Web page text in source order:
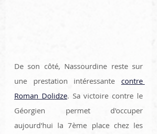
De son côté, Nassourdine reste sur
une prestation intéressante contre
Roman Dolidze. Sa victoire contre le
Géorgien permet d'occuper
aujourd'hui la 7ème place chez les